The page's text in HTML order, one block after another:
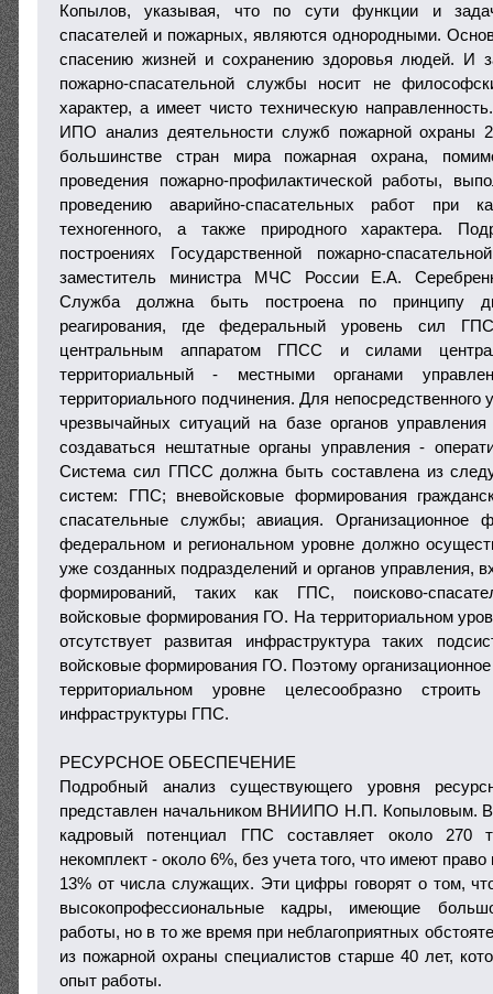
Копылов, указывая, что по сути функции и
спасателей и пожарных, являются однородными.
спасению жизней и сохранению здоровья людей. И
пожарно-спасательной службы носит не
характер, а имеет чисто техническую
ИПО анализ деятельности служб пожарной охраны
большинстве стран мира пожарная охрана,
проведения пожарно-профилактической работы,
проведению аварийно-спасательных работ при
техногенного, а также природного характера.
построениях Государственной пожарно-
заместитель министра МЧС России Е.А.
Служба должна быть построена по принципу
реагирования, где федеральный уровень сил
центральным аппаратом ГПСС и силами
территориальный - местными органами
территориального подчинения. Для непосредственного
чрезвычайных ситуаций на базе органов
создаваться нештатные органы управления -
Система сил ГПСС должна быть составлена из
систем: ГПС; вневойсковые формирования
спасательные службы; авиация. Организационное
федеральном и региональном уровне должно
уже созданных подразделений и органов
формирований, таких как ГПС, поисково-
войсковые формирования ГО. На территориальном
отсутствует развитая инфраструктура таких
войсковые формирования ГО. Поэтому
территориальном уровне целесообразно
инфраструктуры ГПС.
РЕСУРСНОЕ ОБЕСПЕЧЕНИЕ
Подробный анализ существующего уровня
представлен начальником ВНИИПО Н.П. Копыловым. В
кадровый потенциал ГПС составляет около 270
некомплект - около 6%, без учета того, что имеют
13% от числа служащих. Эти цифры говорят о том,
высокопрофессиональные кадры, имеющие
работы, но в то же время при неблагоприятных
из пожарной охраны специалистов старше 40 лет,
опыт работы.